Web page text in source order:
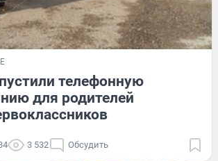
телефонную
для родителей
3 532 Обсудить